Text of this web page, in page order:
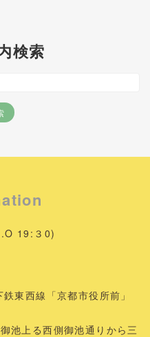
検索
19:３0)
東西線「京都市役所前」
西側御池通りから三